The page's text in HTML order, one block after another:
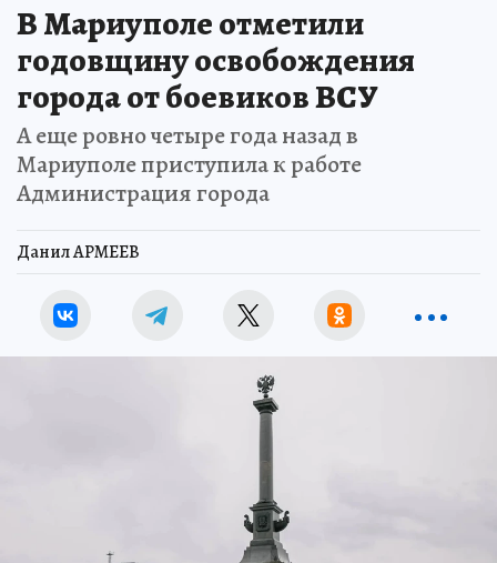
В Мариуполе отметили
годовщину освобождения
города от боевиков ВСУ
А еще ровно четыре года назад в
Мариуполе приступила к работе
Администрация города
Данил АРМЕЕВ